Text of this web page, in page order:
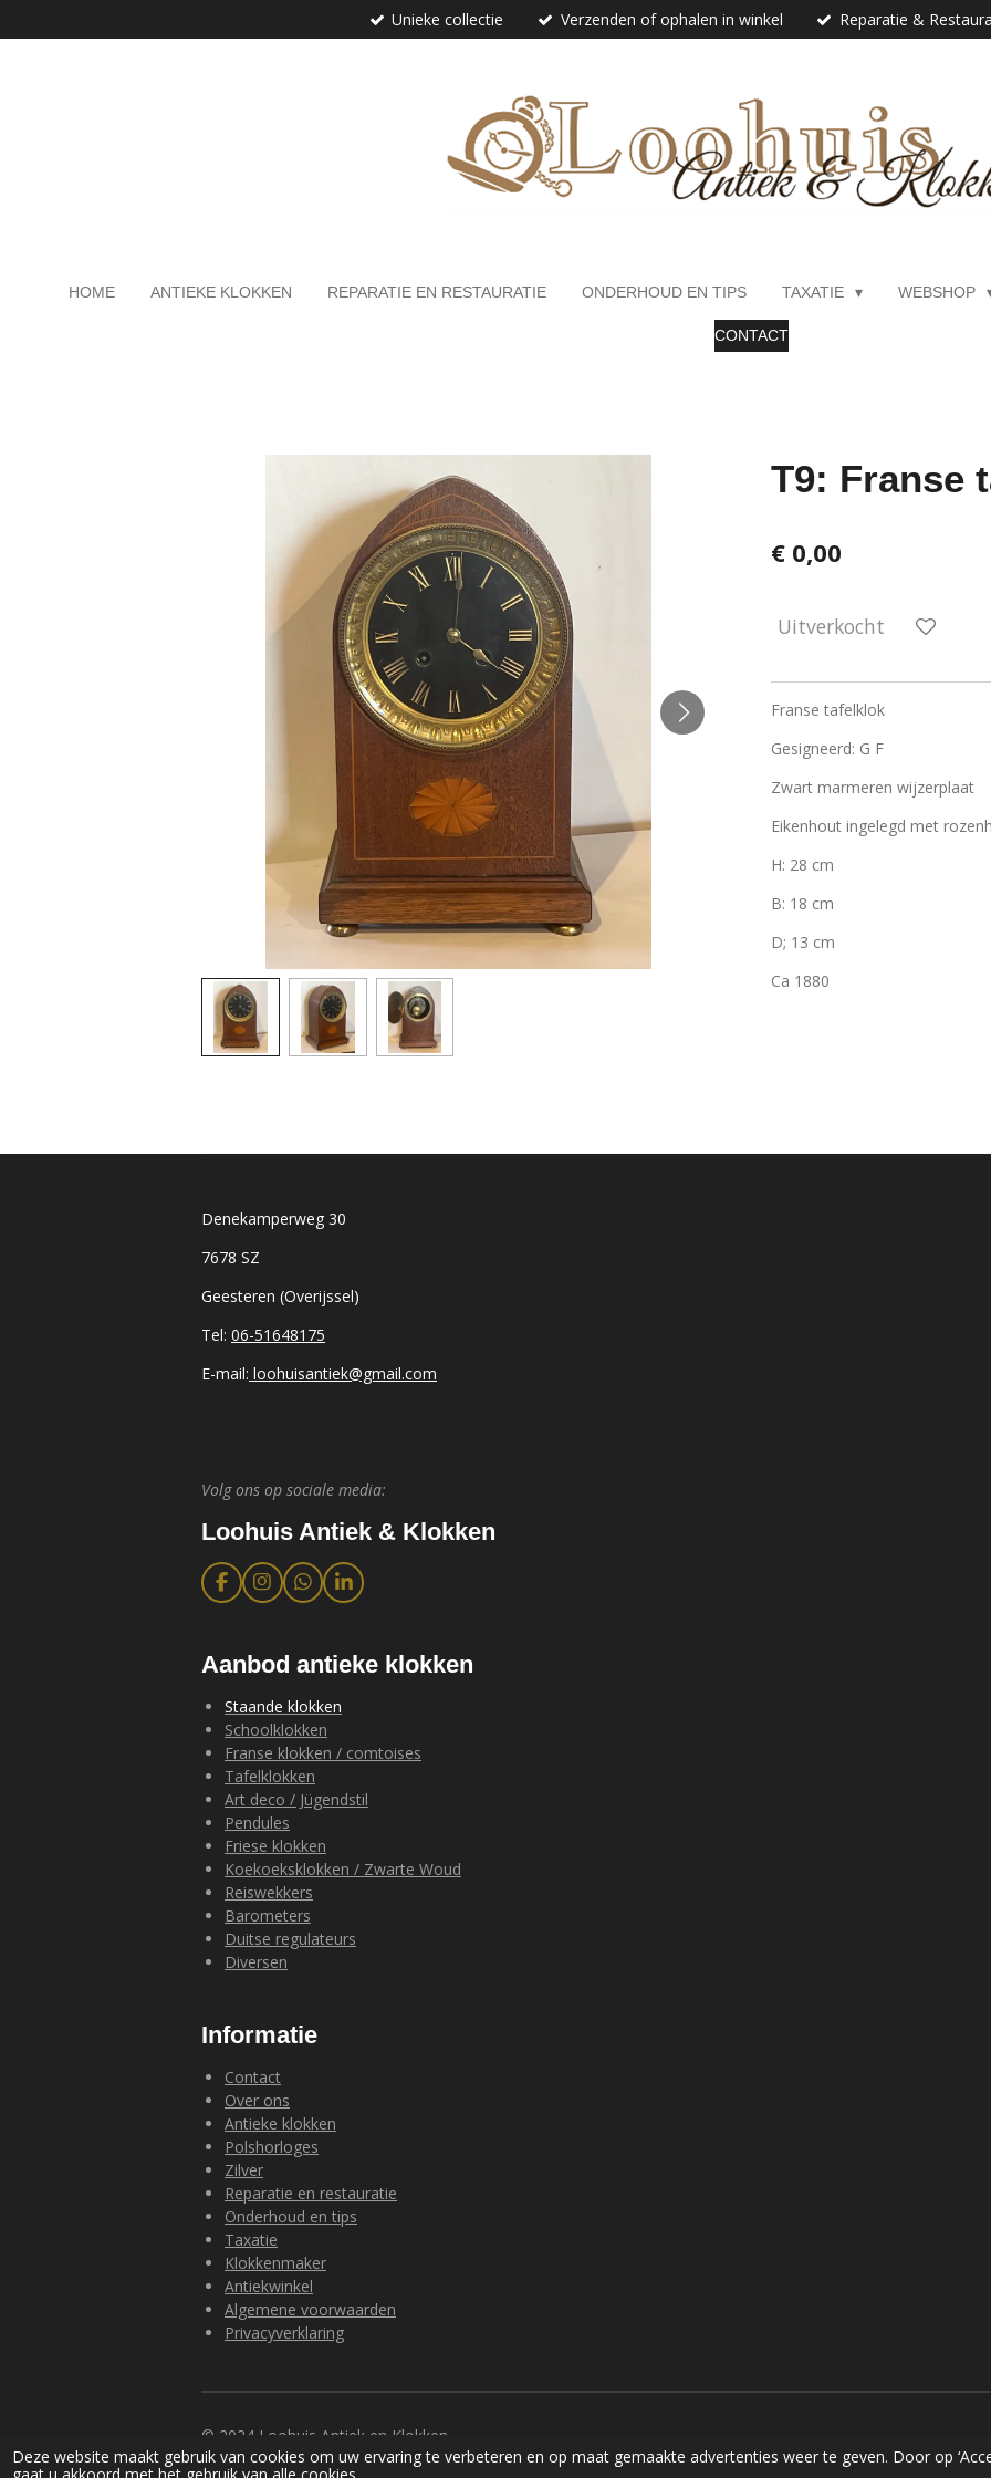
Deze website maakt gebruik van cookies om uw ervaring te verbeteren en op maat gemaakte advertenties weer te geven. Door op
direct
Unieke collectie Verzenden of ophalen in winkel Reparatie &
HOME ANTIEKE KLOKKEN REPARATIE EN RESTAURATIE ONDERHOUD EN TIPS TAXATIE WEBSHOP
CONTACT
T9: Franse
€ 0,00
Uitverkocht
Franse tafelklok
Gesigneerd: G F
Zwart marmeren wijzerplaat
Eikenhout ingelegd met
H: 28 cm
B: 18 cm
D; 13 cm
Ca 1880
Denekamperweg 30
7678 SZ
Geesteren (Overijssel)
Tel: 06-51648175
E-mail: loohuisantiek@gmail.com
Volg ons op sociale media:
Loohuis Antiek & Klokken
F
a
b
o
k
I
n
a
g
a
m
W
h
s
A
p
p
L
i
e
d
Aanbod antieke klokken
Staande klokken
Schoolklokken
Franse klokken / comtoises
Tafelklokken
Art deco / Jügendstil
Pendules
Friese klokken
Koekoeksklokken / Zwarte Woud
Reiswekkers
Barometers
Duitse regulateurs
Diversen
Informatie
Contact
Over ons
Antieke klokken
Polshorloges
Zilver
Reparatie en restauratie
Onderhoud en tips
Taxatie
Klokkenmaker
Antiekwinkel
Algemene voorwaarden
Privacyverklaring
© 2024 Loohuis Antiek en Klokken